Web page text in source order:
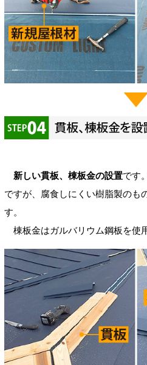
新しい貫板、棟板金の設置です
ですが、腐食しにくい樹脂製のも
す。
棟板金はガルバリウム鋼板を使